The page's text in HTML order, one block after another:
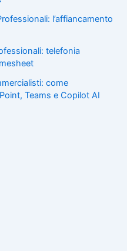
l’affiancamento
telefonia
come
Teams e Copilot AI